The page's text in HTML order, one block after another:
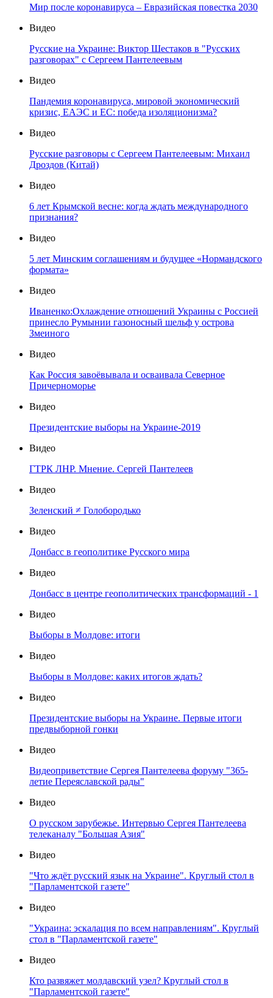
Мир после коронавируса – Евразийская повестка 2030
Видео
Русские на Украине: Виктор Шестаков в "Русских
разговорах" с Сергеем Пантелеевым
Видео
Пандемия коронавируса, мировой экономический
кризис, ЕАЭС и ЕС: победа изоляционизма?
Видео
Русские разговоры с Сергеем Пантелеевым: Михаил
Дроздов (Китай)
Видео
6 лет Крымской весне: когда ждать международного
признания?
Видео
5 лет Минским соглашениям и будущее «Нормандского
формата»
Видео
Иваненко:Охлаждение отношений Украины с Россией
принесло Румынии газоносный шельф у острова
Змеиного
Видео
Как Россия завоёвывала и осваивала Северное
Причерноморье
Видео
Президентские выборы на Украине-2019
Видео
ГТРК ЛНР. Мнение. Сергей Пантелеев
Видео
Зеленский ≠ Голобородько
Видео
Донбасс в геополитике Русского мира
Видео
Донбасс в центре геополитических трансформаций - 1
Видео
Выборы в Молдове: итоги
Видео
Выборы в Молдове: каких итогов ждать?
Видео
Президентские выборы на Украине. Первые итоги
предвыборной гонки
Видео
Видеоприветствие Сергея Пантелеева форуму "365-
летие Переяславской рады"
Видео
О русском зарубежье. Интервью Сергея Пантелеева
телеканалу "Большая Азия"
Видео
"Что ждёт русский язык на Украине". Круглый стол в
"Парламентской газете"
Видео
"Украина: эскалация по всем направлениям". Круглый
стол в "Парламентской газете"
Видео
Кто развяжет молдавский узел? Круглый стол в
"Парламентской газете"